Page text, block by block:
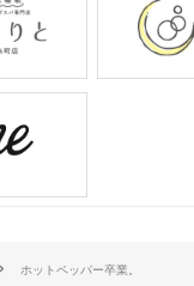
ホットペッパー卒業。